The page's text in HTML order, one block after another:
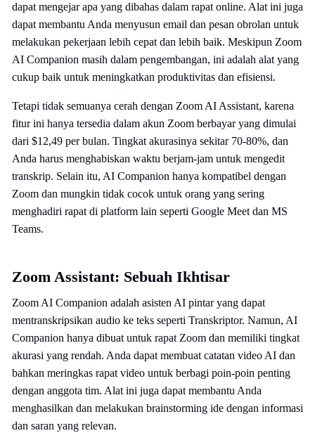
dapat mengejar apa yang dibahas dalam rapat online. Alat ini juga
dapat membantu Anda menyusun email dan pesan obrolan untuk
melakukan pekerjaan lebih cepat dan lebih baik. Meskipun Zoom
AI Companion masih dalam pengembangan, ini adalah alat yang
cukup baik untuk meningkatkan produktivitas dan efisiensi.
Tetapi tidak semuanya cerah dengan Zoom AI Assistant, karena
fitur ini hanya tersedia dalam akun Zoom berbayar yang dimulai
dari $12,49 per bulan. Tingkat akurasinya sekitar 70-80%, dan
Anda harus menghabiskan waktu berjam-jam untuk mengedit
transkrip. Selain itu, AI Companion hanya kompatibel dengan
Zoom dan mungkin tidak cocok untuk orang yang sering
menghadiri rapat di platform lain seperti Google Meet dan MS
Teams.
Zoom Assistant: Sebuah Ikhtisar
Zoom AI Companion adalah asisten AI pintar yang dapat
mentranskripsikan audio ke teks seperti Transkriptor. Namun, AI
Companion hanya dibuat untuk rapat Zoom dan memiliki tingkat
akurasi yang rendah. Anda dapat membuat catatan video AI dan
bahkan meringkas rapat video untuk berbagi poin-poin penting
dengan anggota tim. Alat ini juga dapat membantu Anda
menghasilkan dan melakukan brainstorming ide dengan informasi
dan saran yang relevan.